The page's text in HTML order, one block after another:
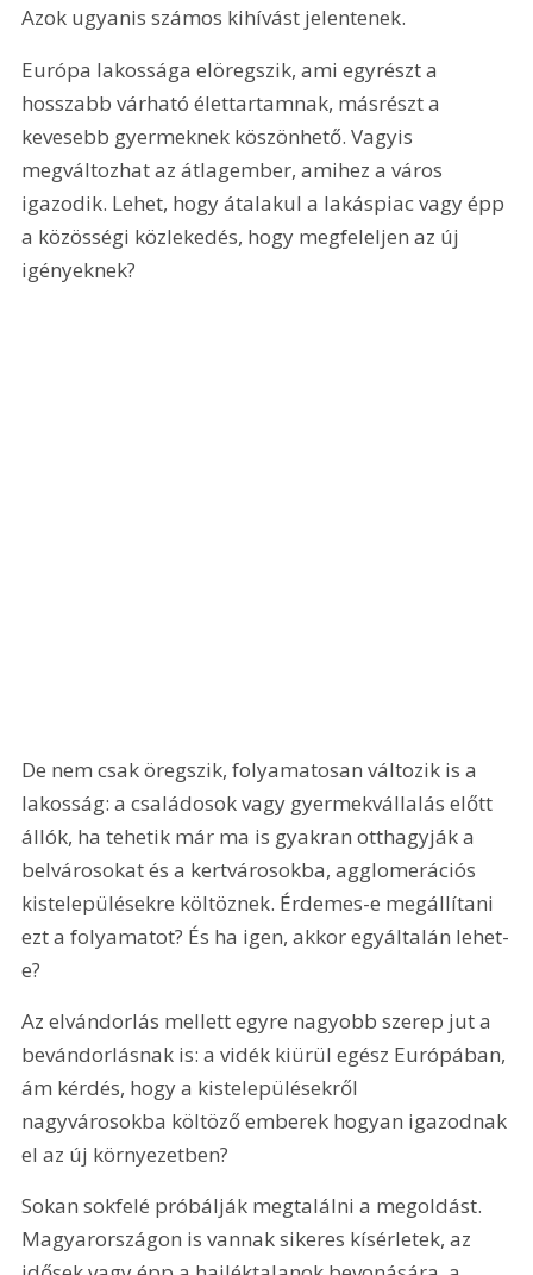
Azok ugyanis számos kihívást jelentenek.
Európa lakossága elöregszik, ami egyrészt a
hosszabb várható élettartamnak, másrészt a
kevesebb gyermeknek köszönhető. Vagyis
megváltozhat az átlagember, amihez a város
igazodik. Lehet, hogy átalakul a lakáspiac vagy épp
a közösségi közlekedés, hogy megfeleljen az új
igényeknek?
De nem csak öregszik, folyamatosan változik is a
lakosság: a családosok vagy gyermekvállalás előtt
állók, ha tehetik már ma is gyakran otthagyják a
belvárosokat és a kertvárosokba, agglomerációs
kistelepülésekre költöznek. Érdemes-e megállítani
ezt a folyamatot? És ha igen, akkor egyáltalán lehet-
e?
Az elvándorlás mellett egyre nagyobb szerep jut a
bevándorlásnak is: a vidék kiürül egész Európában,
ám kérdés, hogy a kistelepülésekről
nagyvárosokba költöző emberek hogyan igazodnak
el az új környezetben?
Sokan sokfelé próbálják megtalálni a megoldást.
Magyarországon is vannak sikeres kísérletek, az